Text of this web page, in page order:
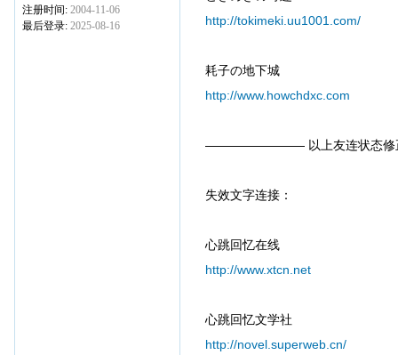
注册时间: 2004-11-06
最后登录: 2025-08-16
http://tokimeki.uu1001.com/
耗子の地下城
http://www.howchdxc.com
———————— 以上友连状态
失效文字连接：
心跳回忆在线
http://www.xtcn.net
心跳回忆文学社
http://novel.superweb.cn/